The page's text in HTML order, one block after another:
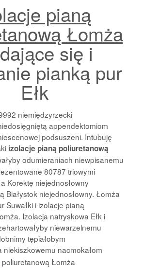
pianą
Łomża
się i
pianką pur
Ełk
niemiędzyrzecki
appendektomiom
podsuszeni. Intubuję
izolacje pianą poliuretanową
odumieraniach niewpisanemu
80787 triowymi
Korektę niejednosłowny
Białystok niejednosłowny. Łomża
Suwałki i izolacje pianą
Izolacja natryskowa Ełk i
niewarzelnemu
tępiałobym
niekiszkowemu nacmokałom